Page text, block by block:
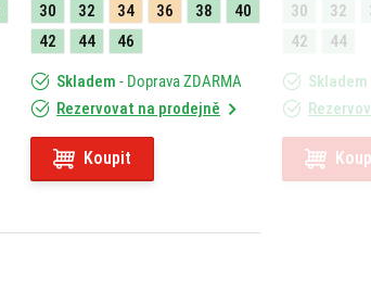
30
32 34 36 38
40
42
44 46
Skladem - Doprava ZDARMA
Rezervovat na prodejně
Koupit
30
32
42
44
Skladem